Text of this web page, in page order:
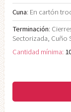
Cuna: En cartón
Terminación:
Sectorizada, Cuño
Cantidad mínima: